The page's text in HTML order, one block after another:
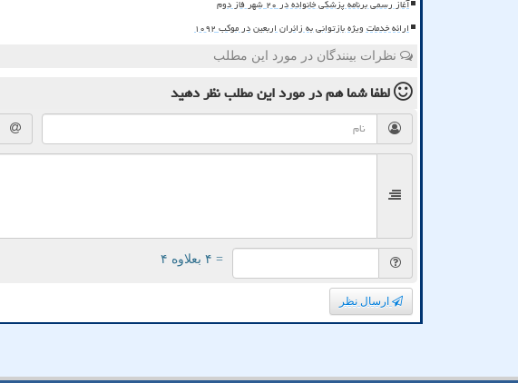
آغاز رسمی برنامه پزشکی خانواده در ۲۰ شهر فاز دوم
ارائه خدمات ویژه بازتوانی به زائران اربعین در موکب ۱۰۹۲
نظرات بینندگان در مورد این مطلب
لطفا شما همدر مورد این مطلبنظر دهید
= ۴ بعلاوه ۴
ارسال نظر